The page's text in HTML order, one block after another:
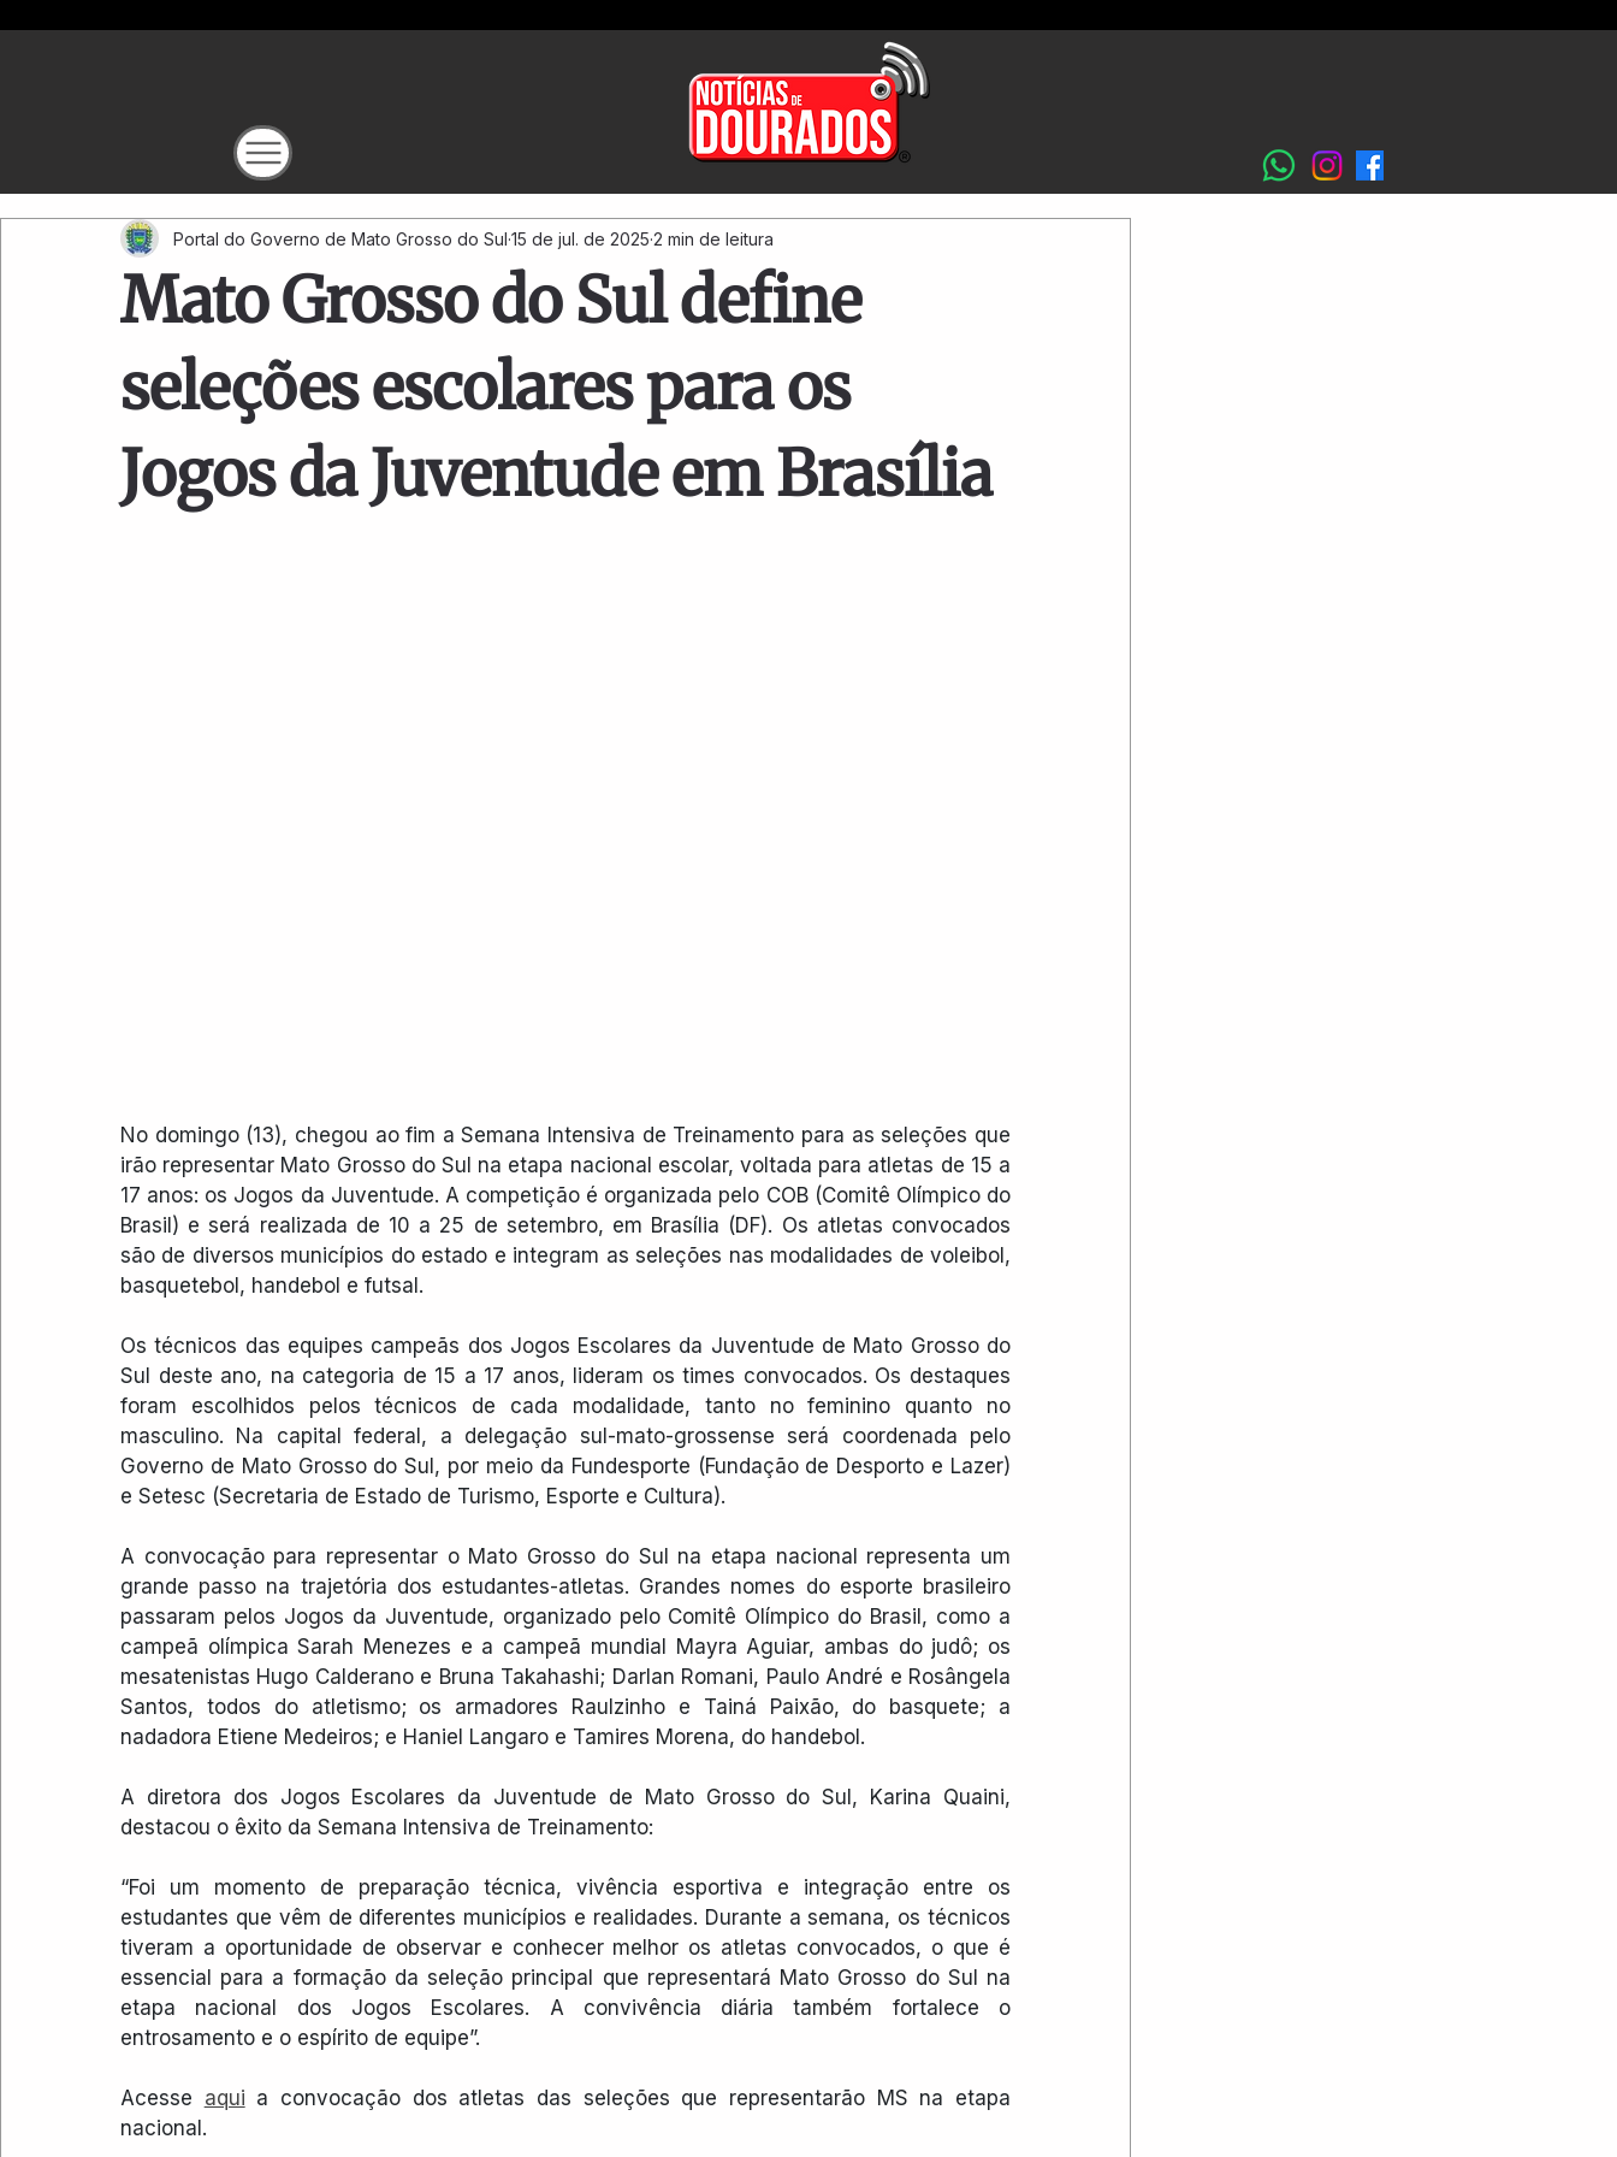
Mato Grosso do Sul define
seleções escolares para os
Jogos da Juventude em Brasília
Portal do Governo de Mato Grosso do Sul 15 de jul. de 2025 2 min de leitura
No domingo (13), chegou ao fim a Semana Intensiva de Treinamento para as seleções que
irão representar Mato Grosso do Sul na etapa nacional escolar, voltada para atletas de 15 a
17 anos: os Jogos da Juventude. A competição é organizada pelo COB (Comitê Olímpico do
Brasil) e será realizada de 10 a 25 de setembro, em Brasília (DF). Os atletas convocados
são de diversos municípios do estado e integram as seleções nas modalidades de voleibol,
basquetebol, handebol e futsal.
Os técnicos das equipes campeãs dos Jogos Escolares da Juventude de Mato Grosso do
Sul deste ano, na categoria de 15 a 17 anos, lideram os times convocados. Os destaques
foram escolhidos pelos técnicos de cada modalidade, tanto no feminino quanto no
masculino. Na capital federal, a delegação sul-mato-grossense será coordenada pelo
Governo de Mato Grosso do Sul, por meio da Fundesporte (Fundação de Desporto e Lazer)
e Setesc (Secretaria de Estado de Turismo, Esporte e Cultura).
A convocação para representar o Mato Grosso do Sul na etapa nacional representa um
grande passo na trajetória dos estudantes-atletas. Grandes nomes do esporte brasileiro
passaram pelos Jogos da Juventude, organizado pelo Comitê Olímpico do Brasil, como a
campeã olímpica Sarah Menezes e a campeã mundial Mayra Aguiar, ambas do judô; os
mesatenistas Hugo Calderano e Bruna Takahashi; Darlan Romani, Paulo André e Rosângela
Santos, todos do atletismo; os armadores Raulzinho e Tainá Paixão, do basquete; a
nadadora Etiene Medeiros; e Haniel Langaro e Tamires Morena, do handebol.
A diretora dos Jogos Escolares da Juventude de Mato Grosso do Sul, Karina Quaini,
destacou o êxito da Semana Intensiva de Treinamento:
“Foi um momento de preparação técnica, vivência esportiva e integração entre os
estudantes que vêm de diferentes municípios e realidades. Durante a semana, os técnicos
tiveram a oportunidade de observar e conhecer melhor os atletas convocados, o que é
essencial para a formação da seleção principal que representará Mato Grosso do Sul na
etapa nacional dos Jogos Escolares. A convivência diária também fortalece o
entrosamento e o espírito de equipe”.
Acesse aqui a convocação dos atletas das seleções que representarão MS na etapa
nacional.